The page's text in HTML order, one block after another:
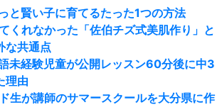
と賢い子に育てるたった1つの方法
くれなかった「佐伯チズ式美肌作り」と
な共通点
未経験児童が公開レッスン60分後に中3
理由
生が講師のサマースクールを大分県に作